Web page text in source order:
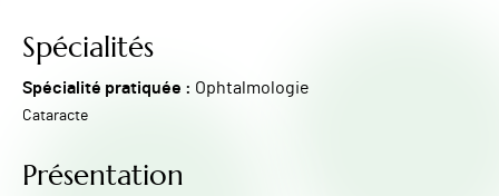
Spécialités
Spécialité pratiquée : Ophtalmologie
Cataracte
Présentation